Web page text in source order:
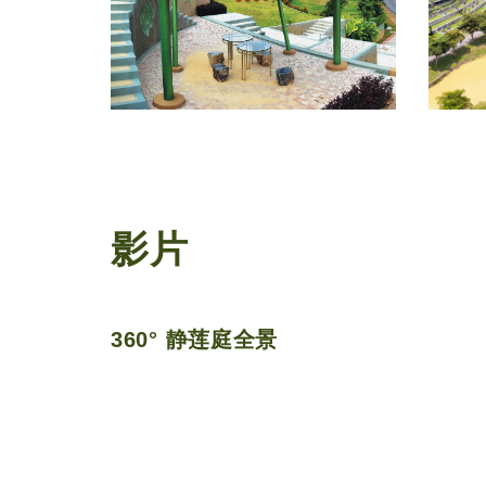
影片
360° 静莲庭全景